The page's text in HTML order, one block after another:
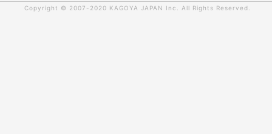
Copyright © 2007-2020 KAGOYA JAPAN Inc. All Rights Reserved.